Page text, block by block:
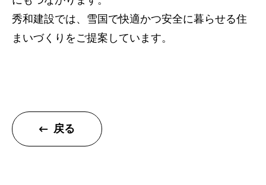
リフォーム
不動産
施工事例
秀和建設では、雪国で快適かつ安全に暮らせる住
まいづくりをご提案しています。
戻る